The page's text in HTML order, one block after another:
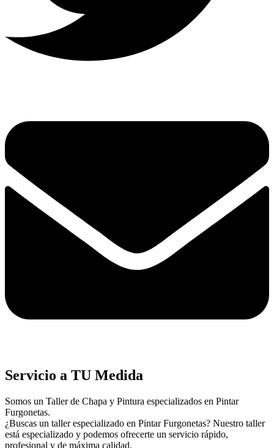
Servicio a TU Medida
Somos un Taller de Chapa y Pintura especializados en Pintar
Furgonetas.
¿Buscas un taller especializado en Pintar Furgonetas? Nuestro taller
está especializado y podemos ofrecerte un servicio rápido,
profesional y de máxima calidad.